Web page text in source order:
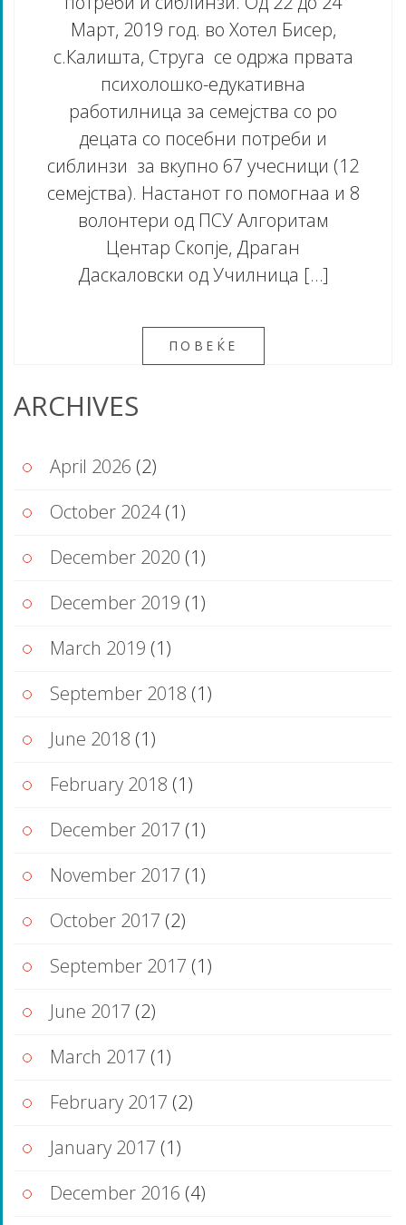
Март, 2019 год. во Хотел Бисер,
с.Калишта, Струга се одржа првата
психолошко-едукативна
работилница за семејства со ро
децата со посебни потреби и
сиблинзи за вкупно 67 учесници (12
семејства). Настанот го помогнаа и 8
волонтери од ПСУ Алгоритам
Центар Скопје, Драган
Даскаловски од Училница […]
ПОВЕЌЕ
ARCHIVES
April 2026 (2)
October 2024(1)
December 2020 (1)
December 2019 (1)
March 2019 (1)
September 2018 (1)
June 2018 (1)
February 2018 (1)
December 2017 (1)
November 2017 (1)
October 2017 (2)
September 2017 (1)
June 2017 (2)
March 2017 (1)
February 2017 (2)
January 2017 (1)
December 2016 (4)